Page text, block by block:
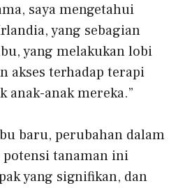
saya mengetahui
yang sebagian
yang melakukan lobi
akses terhadap terapi
anak-anak mereka.”
baru, perubahan dalam
potensi tanaman ini
yang signifikan, dan